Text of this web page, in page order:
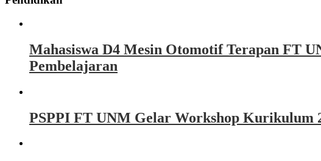
Mahasiswa D4 Mesin Otomotif Terapan FT
Pembelajaran
PSPPI FT UNM Gelar Workshop Kurikulum